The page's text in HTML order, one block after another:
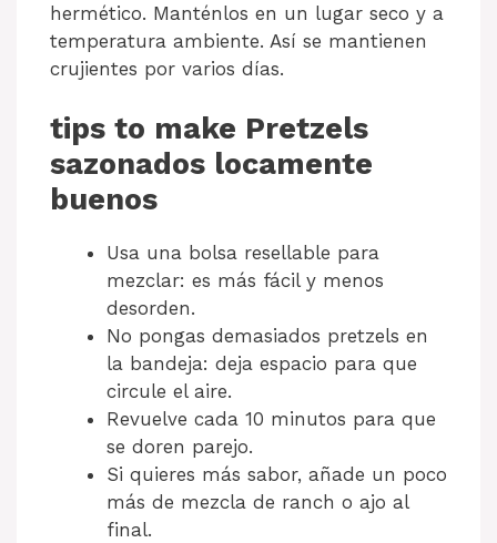
hermético. Manténlos en un lugar seco y a
temperatura ambiente. Así se mantienen
crujientes por varios días.
tips to make Pretzels
sazonados locamente
buenos
Usa una bolsa resellable para
mezclar: es más fácil y menos
desorden.
No pongas demasiados pretzels en
la bandeja: deja espacio para que
circule el aire.
Revuelve cada 10 minutos para que
se doren parejo.
Si quieres más sabor, añade un poco
más de mezcla de ranch o ajo al
final.